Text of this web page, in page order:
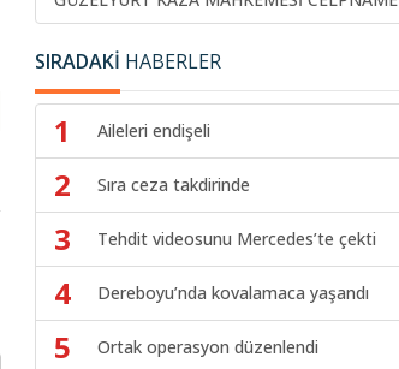
SIRADAKİ HABERLER
1 Aileleri endişeli
2 Sıra ceza takdirinde
3 Tehdit videosunu Mercedes’te çekti
4 Dereboyu’nda kovalamaca yaşandı
5 Ortak operasyon düzenlendi